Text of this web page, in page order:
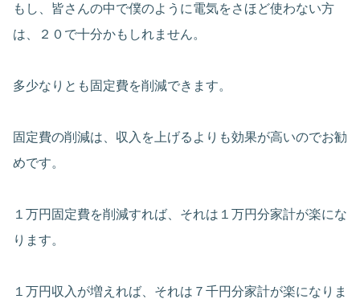
もし、皆さんの中で僕のように電気をさほど使わない方
は、２０で十分かもしれません。
多少なりとも固定費を削減できます。
固定費の削減は、収入を上げるよりも効果が高いのでお勧
めです。
１万円固定費を削減すれば、それは１万円分家計が楽にな
ります。
１万円収入が増えれば、それは７千円分家計が楽になりま